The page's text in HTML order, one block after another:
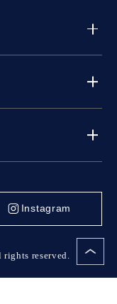
Instagram
reserved.